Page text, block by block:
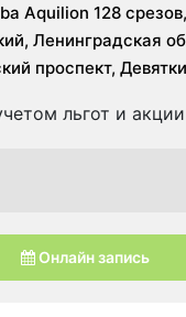
Aquilion 128
Ленинградская
проспект,
льгот и акции
Онлайн запись